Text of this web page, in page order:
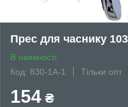
Прес для часнику
В наявності
Код: 830-1А-1
Тільки опт
154 ₴